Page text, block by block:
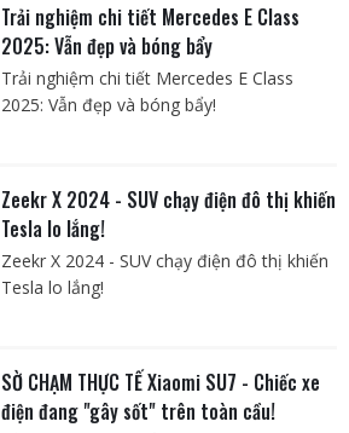
Trải nghiệm chi tiết Mercedes E Class
2025: Vẫn đẹp và bóng bẩy
Trải nghiệm chi tiết Mercedes E Class
2025: Vẫn đẹp và bóng bẩy!
Zeekr X 2024 - SUV chạy điện đô thị khiến
Tesla lo lắng!
Zeekr X 2024 - SUV chạy điện đô thị khiến
Tesla lo lắng!
SỜ CHẠM THỰC TẾ Xiaomi SU7 - Chiếc xe
điện đang "gây sốt" trên toàn cầu!